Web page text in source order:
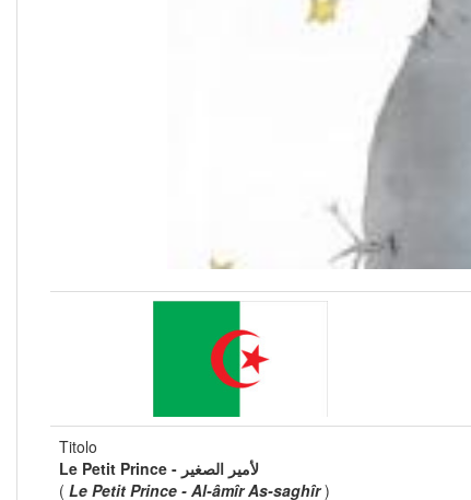
Titolo
Le Petit Prince - لأمير الصغير
( Le Petit Prince - Al-âmîr As-saghîr)